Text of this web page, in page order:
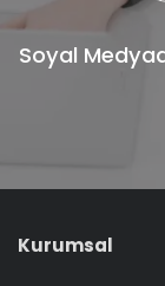
Soyal
Kurumsal